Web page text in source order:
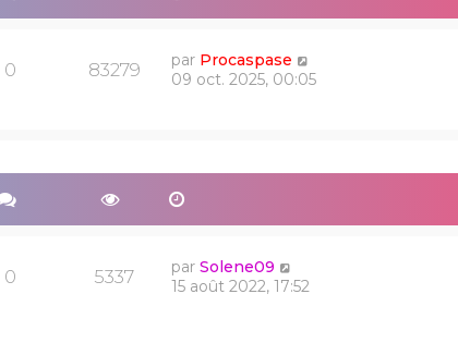
0 83279 par Procaspase
09 oct. 2025, 00:05
0 5337 parSolene09
15 août 2022, 17:52